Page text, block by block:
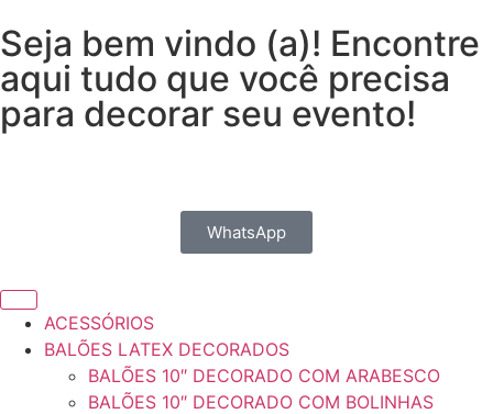
Seja bem vindo (a)! Encontre
aqui tudo que você precisa
para decorar seu evento!
WhatsApp
ACESSÓRIOS
BALÕES LATEX DECORADOS
BALÕES 10″ DECORADO COM ARABESCO
BALÕES 10″ DECORADO COM BOLINHAS